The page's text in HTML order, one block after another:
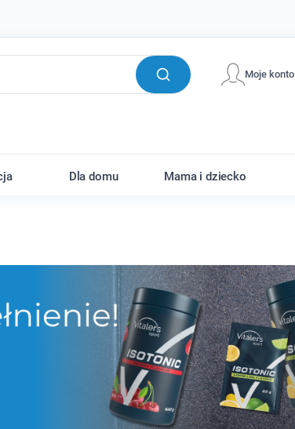
Moje konto
Dla domu Mama i dziecko